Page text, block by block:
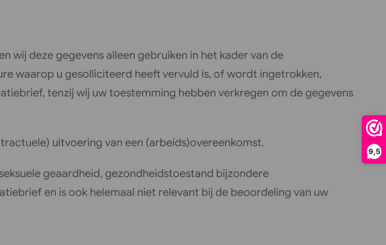
9,5
wij deze gegevens alleen gebruiken in het kader van de
waarop u gesolliciteerd heeft vervuld is, of wordt ingetrokken,
tenzij wij uw toestemming hebben verkregen om de gegevens
uitvoering van een (arbeids)overeenkomst.
geaardheid, gezondheidstoestand bijzondere
en is ook helemaal niet relevant bij de beoordeling van uw